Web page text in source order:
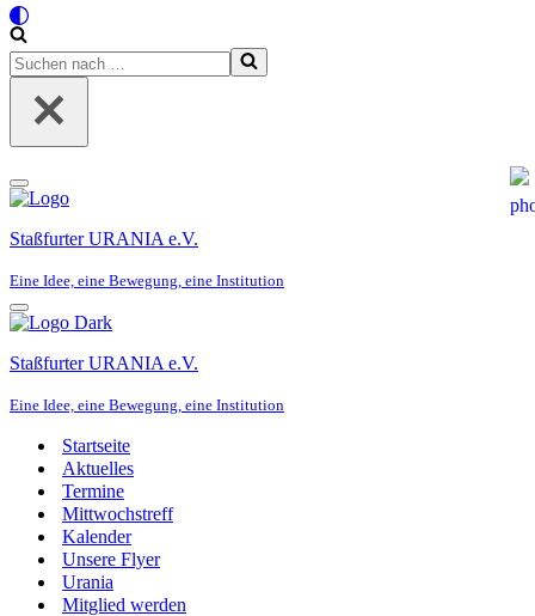
Suchen
nach …
Navigationsmenü
Staßfurter URANIA e.V.
Eine Idee, eine Bewegung, eine Institution
Navigationsmenü
Staßfurter URANIA e.V.
Eine Idee, eine Bewegung, eine Institution
Startseite
Aktuelles
Termine
Mittwochstreff
Kalender
Unsere Flyer
Urania
Mitglied werden